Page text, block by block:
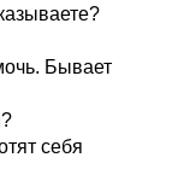
Бывает
себя